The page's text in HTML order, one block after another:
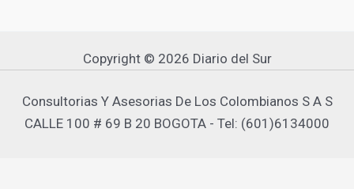
Copyright © 2026 Diario del Sur
Consultorias Y Asesorias De Los Colombianos S A S
CALLE 100 # 69 B 20 BOGOTA - Tel: (601)6134000